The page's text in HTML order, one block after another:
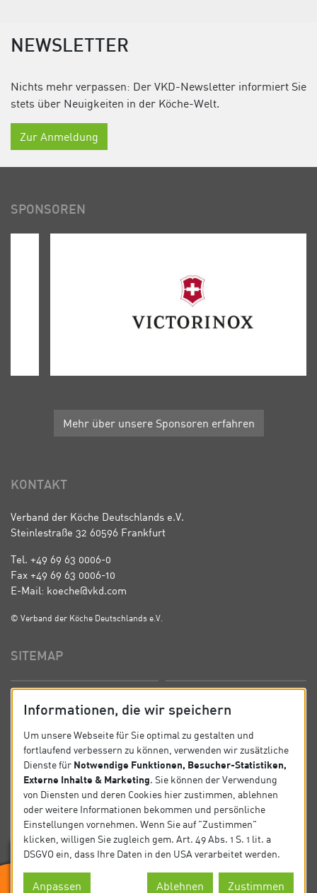
NEWSLETTER
Nichts mehr verpassen: Der VKD-Newsletter informiert Sie
stets über Neuigkeiten in der Köche-Welt.
Zur Anmeldung
SPONSOREN
Mehr über unsere Sponsoren erfahren
KONTAKT
Verband der Köche Deutschlands e.V.
Steinlestraße 32 60596 Frankfurt
Tel. +49 69 63 0006-0
Fax +49 69 63 0006-10
E-Mail: koeche@vkd.com
© Verband der Köche Deutschlands e.V.
SITEMAP
News Kontakt
Datenschutz Impressum
SOCIAL
Folgen Sie uns auf Social Media.
Informationen, die wir speichern
Um unsere Webseite für Sie optimal zu gestalten und
fortlaufend verbessern zu können, verwenden wir zusätzliche
Dienste für Notwendige Funktionen, Besucher-Statistiken,
Externe Inhalte & Marketing. Sie können der Verwendung
von Diensten und deren Cookies hier zustimmen, ablehnen
oder weitere Informationen bekommen und persönliche
Einstellungen vornehmen. Wenn Sie auf "Zustimmen"
klicken, willigen Sie zugleich gem. Art. 49 Abs. 1 S. 1 lit. a
DSGVO ein, dass Ihre Daten in den USA verarbeitet werden.
Anpassen Ablehnen Zustimmen